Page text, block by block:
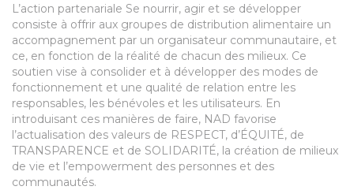
L’action partenariale Se nourrir, agir et se développer
consiste à offrir aux groupes de distribution alimentaire un
accompagnement par un organisateur communautaire, et
ce, en fonction de la réalité de chacun des milieux. Ce
soutien vise à consolider et à développer des modes de
fonctionnement et une qualité de relation entre les
responsables, les bénévoles et les utilisateurs. En
introduisant ces manières de faire, NAD favorise
l’actualisation des valeurs de RESPECT, d’ÉQUITÉ, de
TRANSPARENCE et de SOLIDARITÉ, la création de milieux
de vie et l’empowerment des personnes et des
communautés.